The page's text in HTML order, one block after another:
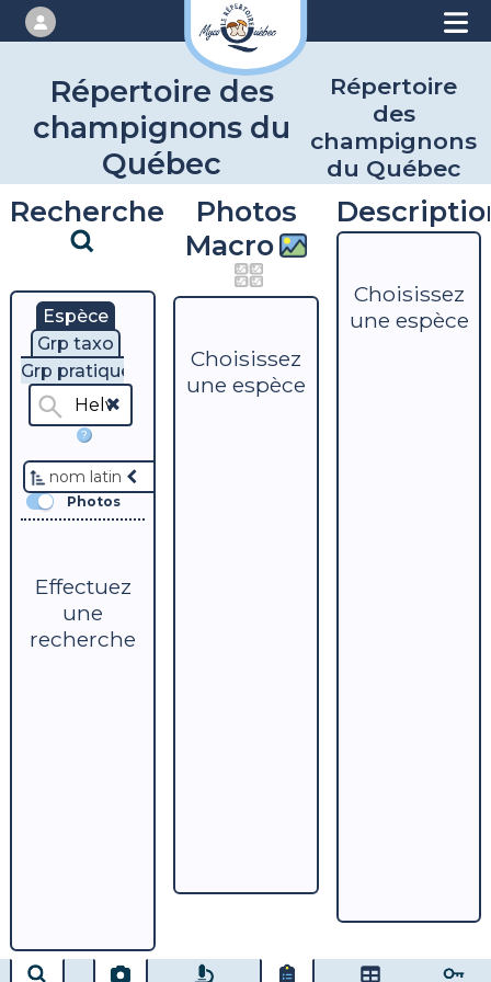
Répertoire des
champignons du
Québec
Répertoire
des
champignons
du Québec
Recherche
Espèce
Grp taxo
Grp pratique
?
nom latin
Photos
Effectuez
une
recherche
Photos
Macro
Choisissez
une espèce
Choisissez
une espèce